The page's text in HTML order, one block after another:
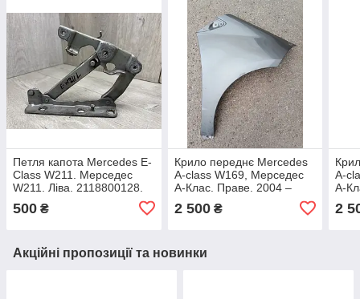
Петля капота Mercedes E-
Class W211. Мерседес
W211. Ліва. 2118800128.
500 ₴
Крило переднє Mercedes
A-class W169, Мерседес
А-Клас. Праве. 2004 –
2 500₴
A-
А-
2
Акційні пропозиції та новинки